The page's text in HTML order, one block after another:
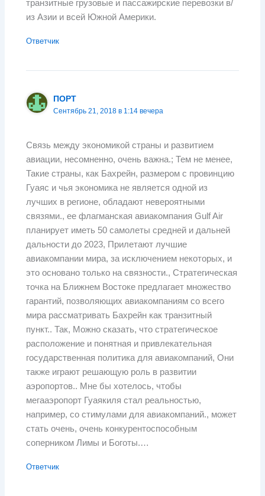
транзитные грузовые и пассажирские перевозки в/
из Азии и всей Южной Америки.
Ответчик
ПОРТ
Сентябрь 21, 2018 в 1:14 вечера
Связь между экономикой страны и развитием
авиации, несомненно, очень важна.; Тем не менее,
Такие страны, как Бахрейн, размером с провинцию
Гуаяс и чья экономика не является одной из
лучших в регионе, обладают невероятными
связями., ее флагманская авиакомпания Gulf Air
планирует иметь 50 самолеты средней и дальней
дальности до 2023, Прилетают лучшие
авиакомпании мира, за исключением некоторых, и
это основано только на связности., Стратегическая
точка на Ближнем Востоке предлагает множество
гарантий, позволяющих авиакомпаниям со всего
мира рассматривать Бахрейн как транзитный
пункт.. Так, Можно сказать, что стратегическое
расположение и понятная и привлекательная
государственная политика для авиакомпаний, Они
также играют решающую роль в развитии
аэропортов.. Мне бы хотелось, чтобы
мегааэропорт Гуаякиля стал реальностью,
например, со стимулами для авиакомпаний., может
стать очень, очень конкурентоспособным
соперником Лимы и Боготы.…
Ответчик